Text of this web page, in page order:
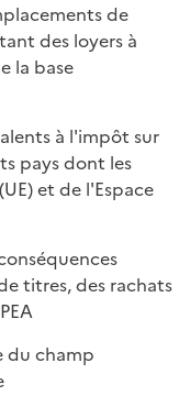
de
des loyers à
la base
à l'impôt sur
pays dont les
et de l'Espace
titres, des rachats
du champ